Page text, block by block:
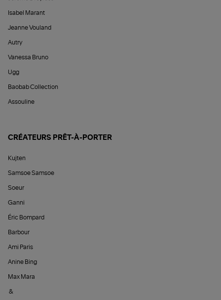
Isabel Marant
Jeanne Vouland
Autry
Vanessa Bruno
Ugg
Baobab Collection
Assouline
CRÉATEURS PRÊT-À-PORTER
Kujten
Samsoe Samsoe
Soeur
Ganni
Éric Bompard
Barbour
Ami Paris
Anine Bing
Max Mara
&